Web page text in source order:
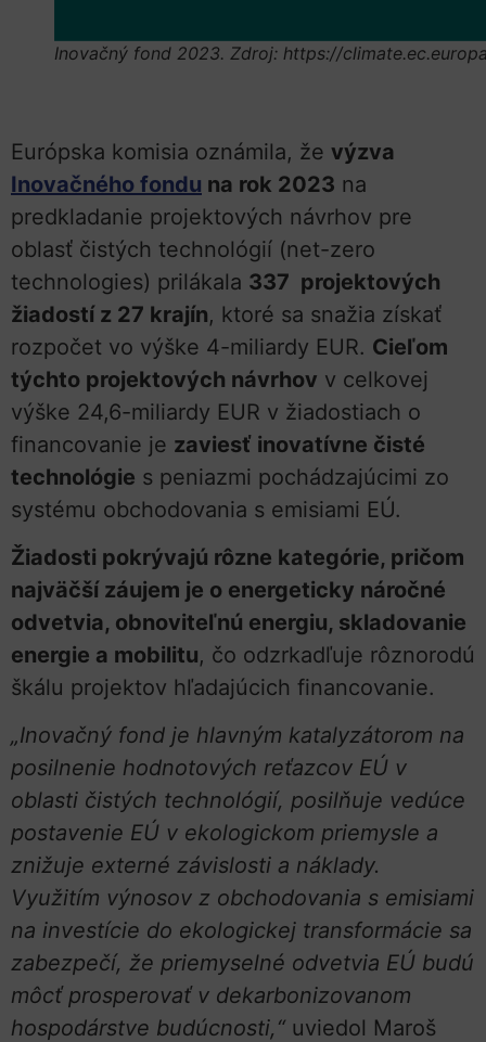
Inovačný fond 2023. Zdroj: https://
Európska komisia oznámila, že výzva
Inovačného fondu na rok 2023 na
predkladanie projektových návrhov pre
oblasť čistých technológií (net-zero
technologies) prilákala 337 projektových
žiadostí z 27 krajín, ktoré sa snažia získať
rozpočet vo výške 4-miliardy EUR. Cieľom
týchto projektových návrhov v celkovej
výške 24,6-miliardy EUR v žiadostiach o
financovanie je zaviesť inovatívne čisté
technológie s peniazmi pochádzajúcimi zo
systému obchodovania s emisiami EÚ.
Žiadosti pokrývajú rôzne kategórie, pričom
najväčší záujem je o energeticky náročné
odvetvia, obnoviteľnú energiu, skladovanie
energie a mobilitu, čo odzrkadľuje rôznorodú
škálu projektov hľadajúcich financovanie.
„Inovačný fond je hlavným katalyzátorom na
posilnenie hodnotových reťazcov EÚ v
oblasti čistých technológií, posilňuje vedúce
postavenie EÚ v ekologickom priemysle a
znižuje externé závislosti a náklady.
Využitím výnosov z obchodovania s emisiami
na investície do ekologickej transformácie sa
zabezpečí, že priemyselné odvetvia EÚ budú
môcť prosperovať v dekarbonizovanom
hospodárstve budúcnosti,“ uviedol Maroš